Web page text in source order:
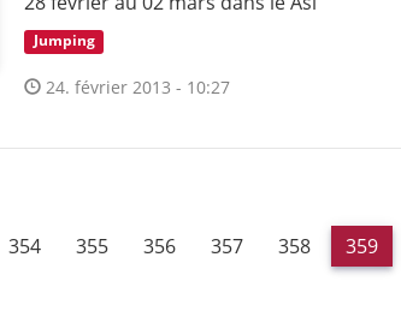
Jumping
24. février 2013 - 10:27
354 355 356 357 358 359